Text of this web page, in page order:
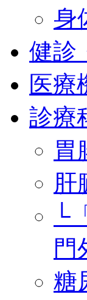
身
健診
医療
診療
胃
肝
└
門
糖